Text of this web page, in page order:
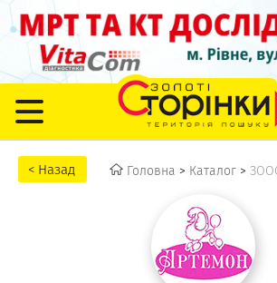
Головна > Каталог >